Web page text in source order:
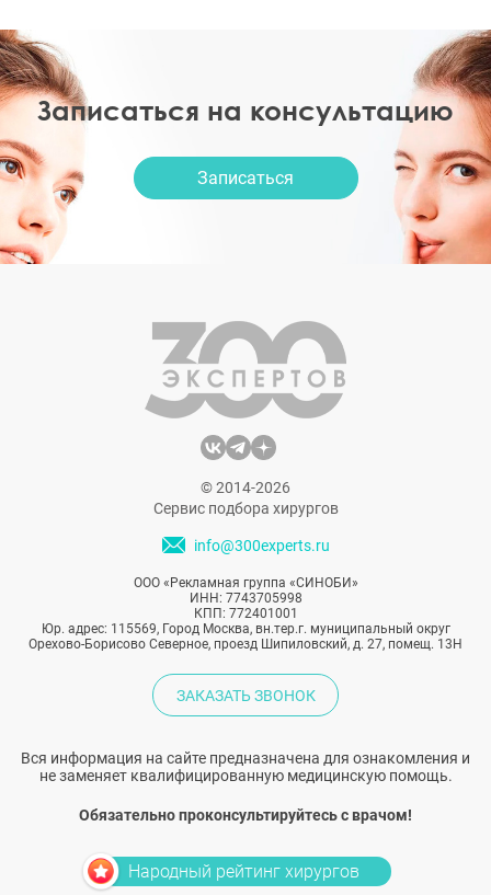
Записаться на консультацию
Записаться
© 2014-2026
Сервис подбора хирургов
info@300experts.ru
ООО «Рекламная группа «СИНОБИ»
ИНН: 7743705998
КПП: 772401001
Юр. адрес: 115569, Город Москва, вн.тер.г. муниципальный округ
Орехово-Борисово Северное, проезд Шипиловский, д. 27, помещ. 13Н
ЗАКАЗАТЬ ЗВОНОК
Вся информация на сайте предназначена для ознакомления и
не заменяет квалифицированную медицинскую помощь.
Обязательно проконсультируйтесь с врачом!
Народный рейтинг хирургов